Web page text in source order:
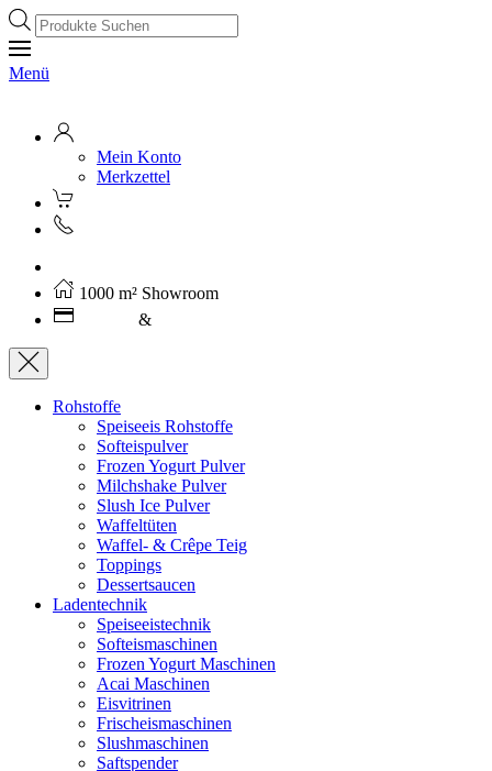
Products
search
Menü
Mein Konto
Merkzettel
1000 m² Showroom
&
Rohstoffe
Speiseeis Rohstoffe
Softeispulver
Frozen Yogurt Pulver
Milchshake Pulver
Slush Ice Pulver
Waffeltüten
Waffel- & Crêpe Teig
Toppings
Dessertsaucen
Ladentechnik
Speiseeistechnik
Softeismaschinen
Frozen Yogurt Maschinen
Acai Maschinen
Eisvitrinen
Frischeismaschinen
Slushmaschinen
Saftspender